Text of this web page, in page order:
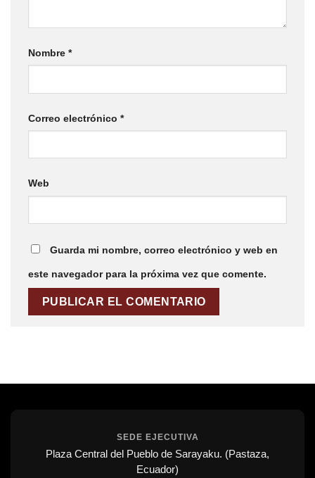
Nombre *
Correo electrónico *
Web
Guarda mi nombre, correo electrónico y web en
este navegador para la próxima vez que comente.
SEDE EJECUTIVA
Plaza Central del Pueblo de Sarayaku. (Pastaza,
Ecuador)